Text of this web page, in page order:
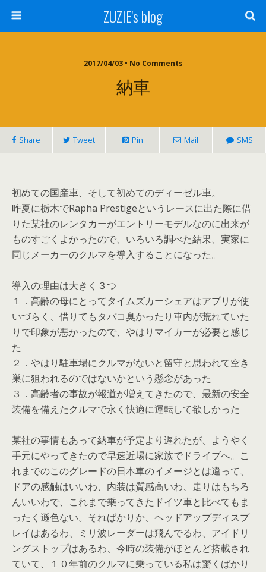
ZUZIE's blog
2017/04/03 • No Comments
納車
Share Tweet Pin Mail SMS
初めての国産車、そして初めてのディーゼル車。
昨夏に栃木でRapha Prestigeというレースに出た際に借
りた某社のレンタカーがエントリーモデルなのに出来が
ものすごくよかったので、いろいろ調べた結果、実家に
同じメーカーのクルマを導入することになった。
導入の理由は大きく３つ
１．高齢の母にとってタイムズカーシェアはアプリが使
いづらく、借りてもタバコ臭かったり車内が荒れていた
りで印象が悪かったので、やはりマイカーが必要と感じ
た
２．やはり駐車場にクルマがないと留守と思われて空き
巣に狙われるのではないかという懸念があった
３．高齢者の事故が報道が増えてきたので、最新の安全
装備を備えたクルマで永く快適に運転して欲しかった
某社の事情もあって納車が予定より遅れたが、ようやく
手元にやってきたので早速近場に家族でドライブへ。こ
れまでのこのグレードの日本車のイメージとは違って、
ドアの感触はいいわ、内装は質感高いわ、走りはもちろ
んいいわで、これまで乗ってきたドイツ車と比べてもま
ったく遜色ない。そればかりか、ヘッドアップディスプ
レイはあるわ、ミリ波レーダーは飛んでるわ、アイドリ
ングストップはあるわ、今時の装備がほとんど搭載され
ていて、１０年前のクルマに乗っている私は驚くばかり